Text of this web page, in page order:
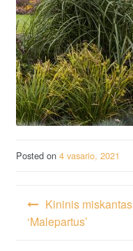
Posted on 4 vasario, 2021
Navigacija
tarp
Kininis miskantas
‘Malepartus’